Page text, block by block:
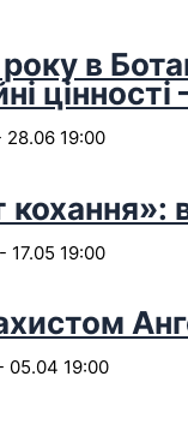
в
цінності
28.06 19:00
кохання»:
- 17.05 19:00
05.04 19:00